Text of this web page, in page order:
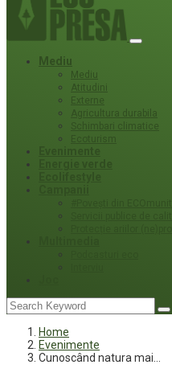
Mediu
Mediu
Atitudini
Externe
Agricultura durabila
Schimbari climatice
Ecoturism
Home
Evenimente
Cunoscând natura mai…